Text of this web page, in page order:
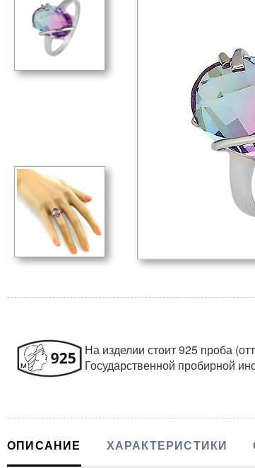
На изделии стоит 925 проба
Государственной пробирной
ОПИСАНИЕ ХАРАКТЕРИСТИКИ